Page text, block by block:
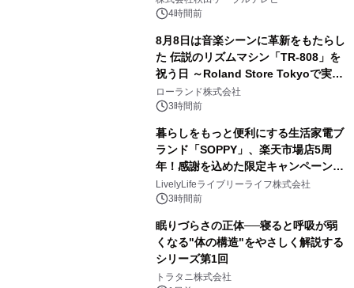
るパッケージ～ 9月1日(火)秋田県内で
4時間前
8月8日は音楽シーンに革新をもたらし
た 伝説のリズムマシン「TR-808」を
祝う日 ～Roland Store Tokyoで実機
を展示しての 記念キャンペーンを開
催 英国ラジオ「NTS」の 特別プログ
アーティストを フィーチャーしたアニ
メーションを公開～
ローランド株式会社
3時間前
暮らしをもっと便利にする生活家電ブ
ランド「SOPPY」、楽天市場店5周
年！感謝を込めた限定キャンペーンを
8月10日より開催
LivelyLifeライブリーライフ株式会社
3時間前
眠りづらさの正体──寝ると呼吸が弱
くなる"体の構造"をやさしく解説する
シリーズ第1回
トラタニ株式会社